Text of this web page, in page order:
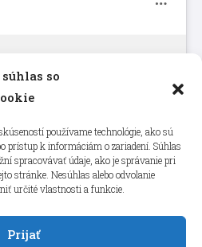
so
používame technológie, ako sú
prístup k informáciám o zariadení. Súhlas
spracovávať údaje, ako je správanie pri
stránke. Nesúhlas alebo odvolanie
určité vlastnosti a funkcie.
Prijať
súbory cookie